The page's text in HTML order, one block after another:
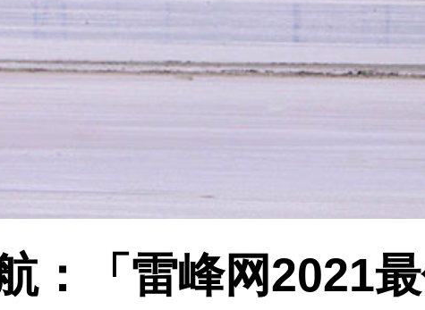
：「雷峰网2021